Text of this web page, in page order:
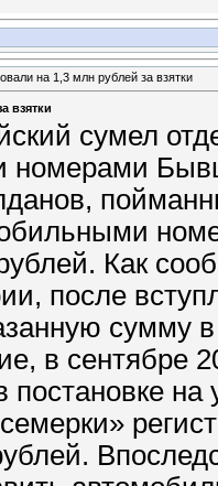
на 1,3 млн рублей за взятки
взятки
сумел
номерами
Как
после
сумму
в сентябре